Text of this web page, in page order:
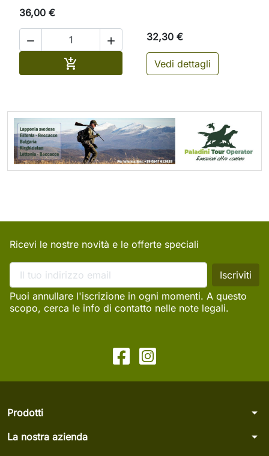
36,00 €
 
 Aggiungi al carrello
32,30 €
Vedi dettagli
Ricevi le nostre novità e le offerte speciali
Puoi annullare l'iscrizione in ogni momenti. A questo
scopo, cerca le info di contatto nelle note legali.
Prodotti arrow_drop_down
La nostra azienda arrow_drop_down